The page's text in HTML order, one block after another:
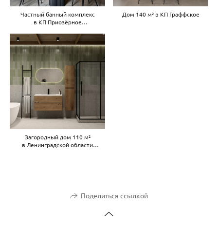
Частный банный комплекс
в КП Приозёрное
Дом 140 м² в КП Граффское
Загородный дом 110 м²
в Ленинградской области
Поделиться ссылкой